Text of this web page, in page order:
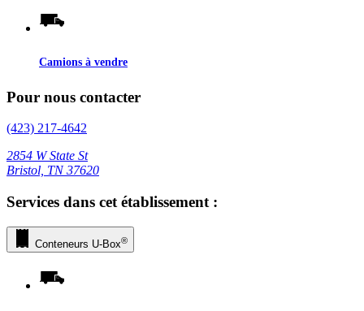
Camions à vendre
Pour nous contacter
(423) 217-4642
2854 W State St
Bristol, TN 37620
Services dans cet établissement :
Conteneurs U-Box®